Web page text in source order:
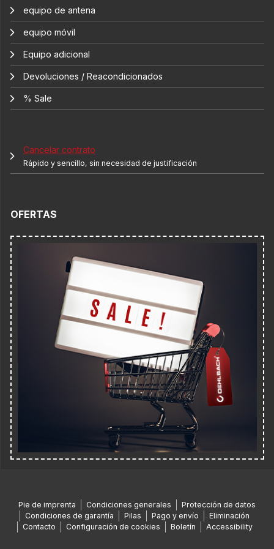
equipo de antena
equipo móvil
Equipo adicional
Devoluciones / Reacondicionados
% Sale
Cancelar contrato
Rápido y sencillo, sin necesidad de justificación
OFERTAS
Pie de imprenta Condiciones generales
Protección de datos
Condiciones de garantía
Pilas Pago y envío
Eliminación
Contacto
Configuración de cookies Boletín Accessibility